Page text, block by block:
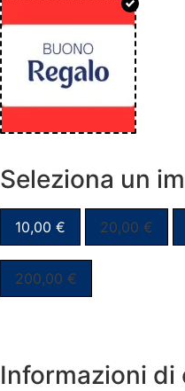
Seleziona un
10,00 € 20,00 €
200,00 €
Informazioni di